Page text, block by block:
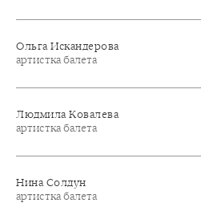
Ольга Искандерова
артистка балета
Людмила Ковалева
артистка балета
Нина Солдун
артистка балета